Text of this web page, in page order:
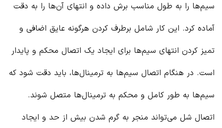
سیم‌ها را به طول مناسب برش داده و انتهای آن‌ها را به دقت
آماده کرد. این کار شامل برطرف کردن هرگونه عایق اضافی و
تمیز کردن انتهای سیم‌ها برای ایجاد یک اتصال محکم و پایدار
است. در هنگام اتصال سیم‌ها به ترمینال‌ها، باید دقت شود که
سیم‌ها به طور کامل و محکم به ترمینال‌ها متصل شوند.
اتصال شل می‌تواند منجر به گرم شدن بیش از حد و ایجاد